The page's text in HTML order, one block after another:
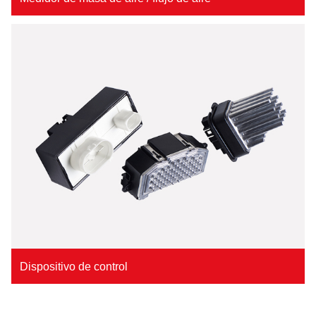
Dispositivo de control